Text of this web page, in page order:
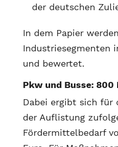
der deutschen
In dem Papier
Industriesegmenten
und bewertet.
Pkw und Busse: 800
Dabei ergibt sich für
der Auflistung
Fördermittelbedarf